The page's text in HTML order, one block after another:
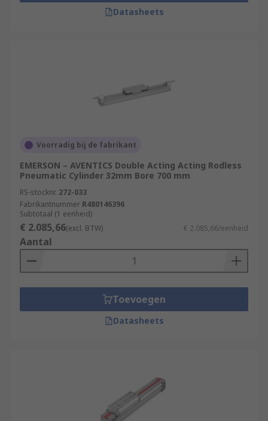
Datasheets
Voorradig bij de fabrikant
EMERSON – AVENTICS Double Acting Acting Rodless
Pneumatic Cylinder 32mm Bore 700 mm
RS-stocknr. 272-033
Fabrikantnummer R480146396
Subtotaal (1 eenheid)
€ 2.085,66(excl. BTW) € 2.085,66/eenheid
Aantal
Toevoegen
Datasheets